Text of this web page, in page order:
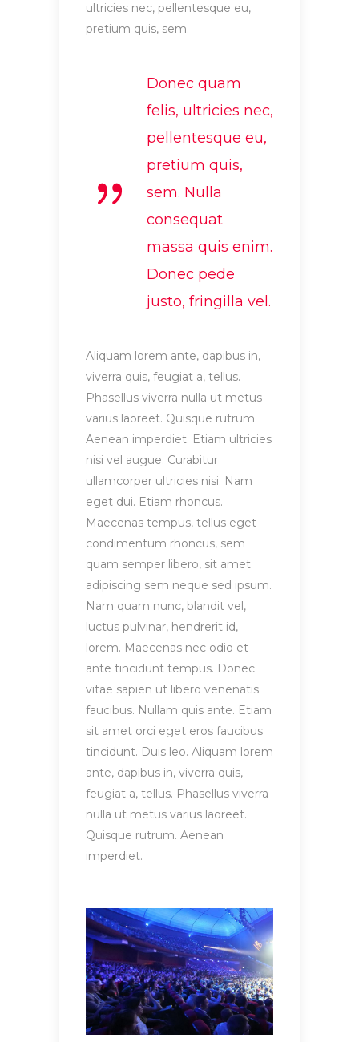
ultricies nec, pellentesque eu,
pretium quis, sem.
Donec quam
felis, ultricies nec,
pellentesque eu,
pretium quis,
sem. Nulla
consequat
massa quis enim.
Donec pede
justo, fringilla vel.
Aliquam lorem ante, dapibus in,
viverra quis, feugiat a, tellus.
Phasellus viverra nulla ut metus
varius laoreet. Quisque rutrum.
Aenean imperdiet. Etiam ultricies
nisi vel augue. Curabitur
ullamcorper ultricies nisi. Nam
eget dui. Etiam rhoncus.
Maecenas tempus, tellus eget
condimentum rhoncus, sem
quam semper libero, sit amet
adipiscing sem neque sed ipsum.
Nam quam nunc, blandit vel,
luctus pulvinar, hendrerit id,
lorem. Maecenas nec odio et
ante tincidunt tempus. Donec
vitae sapien ut libero venenatis
faucibus. Nullam quis ante. Etiam
sit amet orci eget eros faucibus
tincidunt. Duis leo. Aliquam lorem
ante, dapibus in, viverra quis,
feugiat a, tellus. Phasellus viverra
nulla ut metus varius laoreet.
Quisque rutrum. Aenean
imperdiet.